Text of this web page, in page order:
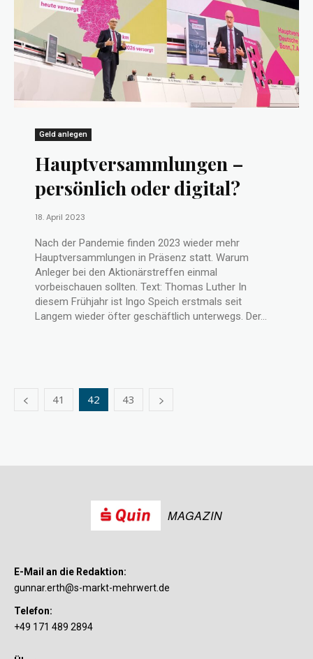
Geld anlegen
Hauptversammlungen –
persönlich oder digital?
18. April 2023
Nach der Pandemie finden 2023 wieder mehr
Hauptversammlungen in Präsenz statt. Warum
Anleger bei den Aktionärstreffen einmal
vorbeischauen sollten. Text: Thomas Luther In
diesem Frühjahr ist Ingo Speich erstmals seit
Langem wieder öfter geschäftlich unterwegs. Der...
41 42 43
MAGAZIN
E-Mail an die Redaktion:
gunnar.erth@s-markt-mehrwert.de
Telefon:
+49 171 489 2894